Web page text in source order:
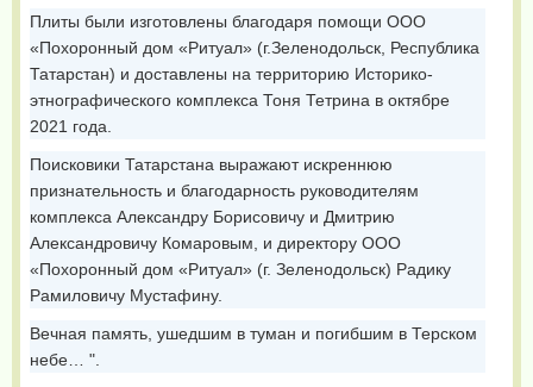
Плиты были изготовлены благодаря помощи ООО
«Похоронный дом «Ритуал» (г.Зеленодольск, Республика
Татарстан) и доставлены на территорию Историко-
этнографического комплекса Тоня Тетрина в октябре
2021 года.
Поисковики Татарстана выражают искреннюю
признательность и благодарность руководителям
комплекса Александру Борисовичу и Дмитрию
Александровичу Комаровым, и директору ООО
«Похоронный дом «Ритуал» (г. Зеленодольск) Радику
Рамиловичу Мустафину.
Вечная память, ушедшим в туман и погибшим в Терском
небе… ".